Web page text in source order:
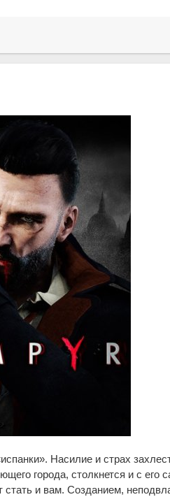
Насилие и страх
города, столкнется и с
и вам. Созданием,